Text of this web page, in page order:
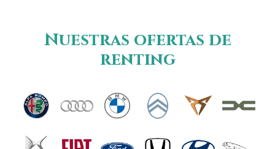
Nuestras ofertas de
renting